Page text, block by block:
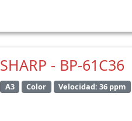
SHARP - BP-61C36
A3 Color Velocidad: 36 ppm